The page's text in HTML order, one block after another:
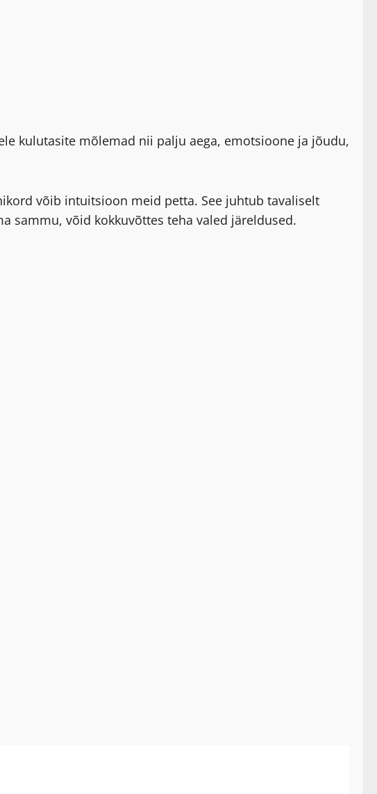
kulutasite mõlemad nii palju aega, emotsioone ja jõudu,
võib intuitsioon meid petta. See juhtub tavaliselt
sammu, võid kokkuvõttes teha valed järeldused.